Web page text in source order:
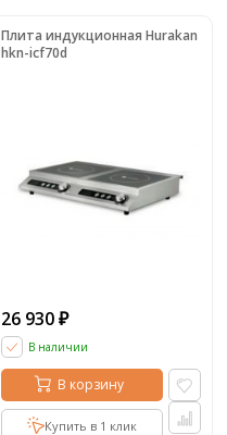
Плита индукционная Hurakan
hkn-icf70d
26 930 ₽
В наличии
В корзину
Купить в 1 клик